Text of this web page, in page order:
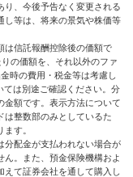
り、今後予告なく変更される
し等は、将来の景気や株価等
は信託報酬控除後の価額で
の価額を、それ以外のファ
時の費用・税金等は考慮し
は別途ご確認ください。分
金額です。表示方法について
は整数部のみとしているた
す。
分配金が支払われない場合が
ん。また、預金保険機構およ
て証券会社を通して購入し